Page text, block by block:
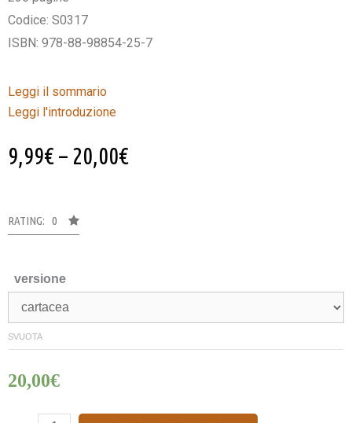
Codice: S0317
ISBN: 978-88-98854-25-7
Leggi il sommario
Leggi l'introduzione
9,99€– 20,00€
RATING: 0
versione
SVUOTA
20,00€